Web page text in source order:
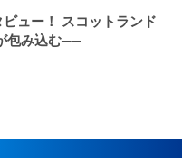
ュー！ スコットランド
包み込む──